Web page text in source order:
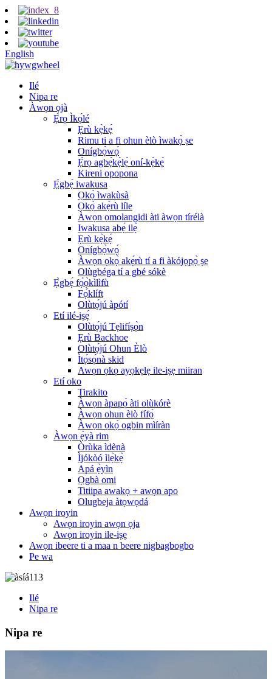
English
Ilé
Nipa re
Àwọn ọjà
Ẹ̀rọ Ìkọ́lé
Ẹrù kẹ̀kẹ́
Rimu ti a fi ohun èlò ìwakọ̀ ṣe
Onígbọ̀wọ́
Ẹ̀rọ agbẹ́kẹ̀lẹ́ oní-kẹ̀kẹ́
Kireni opopona
Ẹ̀gbẹ́ iwakusa
Ọkọ̀ ìwakùsà
Ọkọ̀ akẹ́rù líle
Àwọn ọmọlangidi àti àwọn tírélà
Iwakusa abẹ́ ilẹ̀
Ẹrù kẹ̀kẹ́
Onígbọ̀wọ́
Àwọn ọkọ̀ akẹ́rù tí a fi àkójọpọ̀ ṣe
Olùgbéga tí a gbé sókè
Ẹ̀gbẹ́ fọ́ọ̀kìlìfù
Fọ́klíft
Olùtọ́jú àpótí
Etí ilé-iṣẹ́
Olùtọ́jú Tẹlifíṣọ̀n
Ẹrù Backhoe
Olùtọ́jú Ohun Èlò
Ìtọ́sọ́nà skid
Awọn ọkọ ayọkẹlẹ ile-iṣẹ miiran
Etí oko
Tirakito
Àwọn àpapọ̀ àti olùkórè
Àwọn ohun èlò fífọ́
Àwọn ọkọ̀ ogbin mìíràn
Àwọn ẹ̀yà rim
Òrùka ìdènà
Ìjókòó ìlẹ̀kẹ̀
Apá ẹ̀yìn
Ọgbà omi
Titiipa awakọ + awọn apo
Olugbeja àtọwọdá
Awọn iroyin
Awọn iroyin awọn ọja
Awọn iroyin ile-iṣẹ
Awọn ibeere ti a maa n beere nigbagbogbo
Pe wa
Ilé
Nipa re
Nipa re